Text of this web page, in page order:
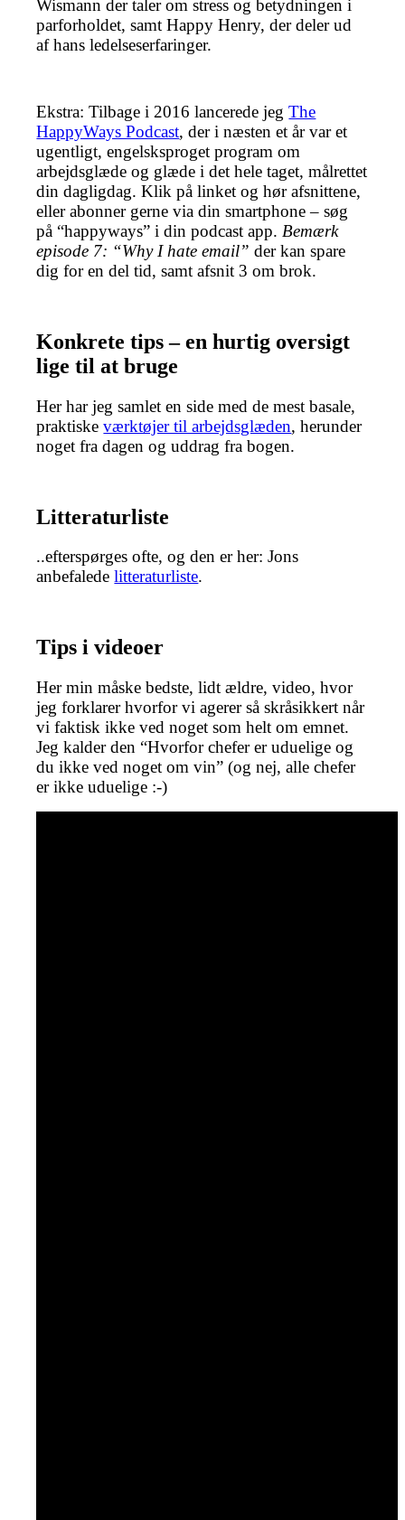
Wismann der taler om stress og betydningen i
parforholdet, samt Happy Henry, der deler ud
af hans ledelseserfaringer.
Ekstra: Tilbage i 2016 lancerede jegThe
HappyWays Podcast, der i næsten et år var et
ugentligt, engelsksproget program om
arbejdsglæde og glæde i det hele taget, målrettet
din dagligdag. Klik på linket og hør afsnittene,
eller abonner gerne via din smartphone – søg
på “happyways” i din podcast app. Bemærk
episode 7: “Why I hate email”der kan spare
dig for en del tid, samt afsnit 3 om brok.
Konkrete tips – en hurtig oversigt
lige til at bruge
Her har jeg samlet en side med de mest basale,
praktiskeværktøjer til arbejdsglæden, herunder
noget fra dagen og uddrag fra bogen.
Litteraturliste
..efterspørges ofte, og den er her: Jons
anbefaledelitteraturliste.
Tips i videoer
Her min måske bedste, lidt ældre, video, hvor
jeg forklarer hvorfor vi agerer så skråsikkert når
vi faktisk ikke ved noget som helt om emnet.
Jeg kalder den “Hvorfor chefer er uduelige og
du ikke ved noget om vin” (og nej, alle chefer
er ikke uduelige :-)